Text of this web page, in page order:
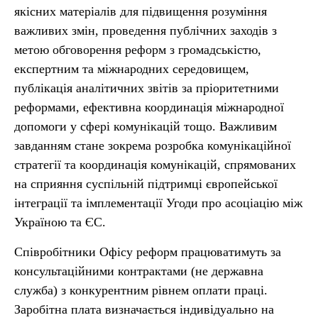
якісних матеріалів для підвищення розуміння
важливих змін, проведення публічних заходів з
метою обговорення реформ з громадськістю,
експертним та міжнародних середовищем,
публікація аналітичних звітів за пріоритетними
реформами, ефективна координація міжнародної
допомоги у сфері комунікацій тощо. Важливим
завданням стане зокрема розробка комунікаційної
стратегії та координація комунікацій, спрямованих
на сприяння суспільній підтримці європейської
інтеграції та імплементації Угоди про асоціацію між
Україною та ЄС.
Співробітники Офісу реформ працюватимуть за
консультаційними контрактами (не державна
служба) з конкурентним рівнем оплати праці.
Заробітна плата визначається індивідуально на